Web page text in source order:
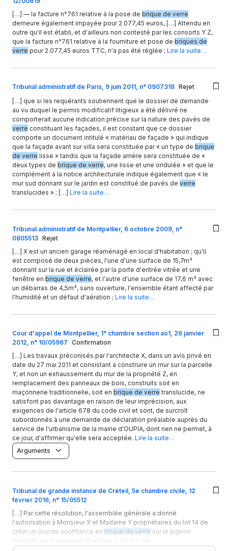
[…] — la facture n°761 relative à la pose de brique de verre
demeure également impayée pour 2.077,45 euros, […] Attendu en
outre qu'il est établi, et d'ailleurs non contesté par les consorts Y Z,
que la facture n°761 relative à la fourniture et pose de briques de
verre pour 2.077,45 euros TTC, n'a pas été réglée ; Lire la suite…
Tribunal administratif de Paris, 9 juin 2011, n° 0907318 Rejet
[…] que si les requérants soutiennent que le dossier de demande
au vu duquel le permis modificatif litigieux a été délivré ne
comporterait aucune indication précise sur la nature des pavés de
verre constituant les façades, il est constant que ce dossier
comporte un document intitulé « matériau de façade » qui indique
que la façade avant sur villa sera constituée par « un type de brique
de verre lisse » tandis que la façade arrière sera constituée de «
deux types de brique de verre, une lisse et une ondulée » et que le
complément à la notice architecturale indique également que « le
mur sud donnant sur le jardin est constitué de pavés de verre
translucides » ; […] Lire la suite…
Tribunal administratif de Montpellier, 6 octobre 2009, n°
0805513 Rejet
[…] X est un ancien garage réaménagé en local d'habitation ; qu'il
est composé de deux pièces, l'une d'une surface de 15,7m²
donnant sur la rue et éclairée par la porte d'entrée vitrée et une
fenêtre en brique de verre, et l'autre d'une surface de 17,6 m² avec
un débarras de 4,5m², sans ouverture, l'ensemble étant affecté par
l'humidité et un défaut d'aération ; Lire la suite…
Cour d'appel de Montpellier, 1° chambre section ao1, 26 janvier
2012, n° 10/05967 Confirmation
[…] Les travaux préconisés par l'architecte X, dans un avis privé en
date du 27 mai 2011 et consistant à construire un mur sur la parcelle
Y, et non un exhaussement du mur de la propriété Z, en
remplacement des panneaux de bois, construits soit en
maçonnerie traditionnelle, soit en brique de verre translucide, ne
satisfont pas davantage en raison de leur imprécision, aux
exigences de l'article 678 du code civil et sont, de surcroît
subordonnés à une demande de déclaration préalable auprès du
service de l'urbanisme de la mairie d'OUPIA, dont rien ne permet, à
ce jour, d'affirmer qu'elle sera acceptée. Lire la suite…
Arguments
Tribunal de grande instance de Créteil, 5e chambre civile, 12
février 2016, n° 15/05512
[…] Par cette résolution, l'assemblée générale a donné
l'autorisation à Monsieur X et Madame Y propriétaires du lot 14 de
créer un jour de souffrance en brique de verre sur le pignon
existant, sous plusieurs réserves :
Lire la suite…